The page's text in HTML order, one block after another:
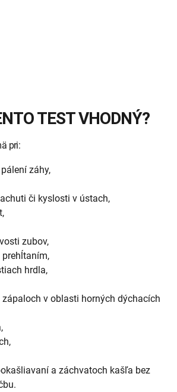
TEST VHODNÝ?
pri:
záhy,
či kyslosti v ústach,
zubov,
hrdla,
v oblasti horných dýchacích
a záchvatoch kašľa bez